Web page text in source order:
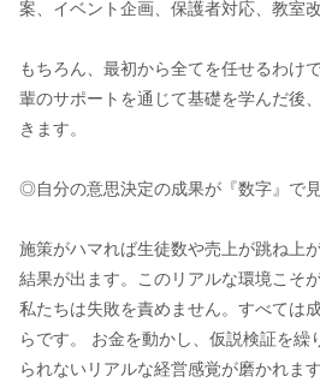
案、イベント企画、保護者対応、教室
もちろん、最初から全てを任せるわけ
輩のサポートを通じて基礎を学んだ後
きます。
◎自分の意思決定の成果が『数字』で
施策がハマれば生徒数や売上が跳ね上
結果が出ます。このリアルな環境こそ
私たちは失敗を責めません。すべては
らです。 お金を動かし、仮説検証を繰
られないリアルな経営感覚が磨かれます